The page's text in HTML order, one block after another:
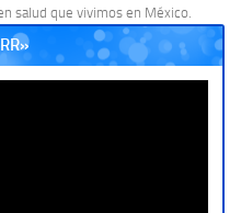
salud que vivimos en México.